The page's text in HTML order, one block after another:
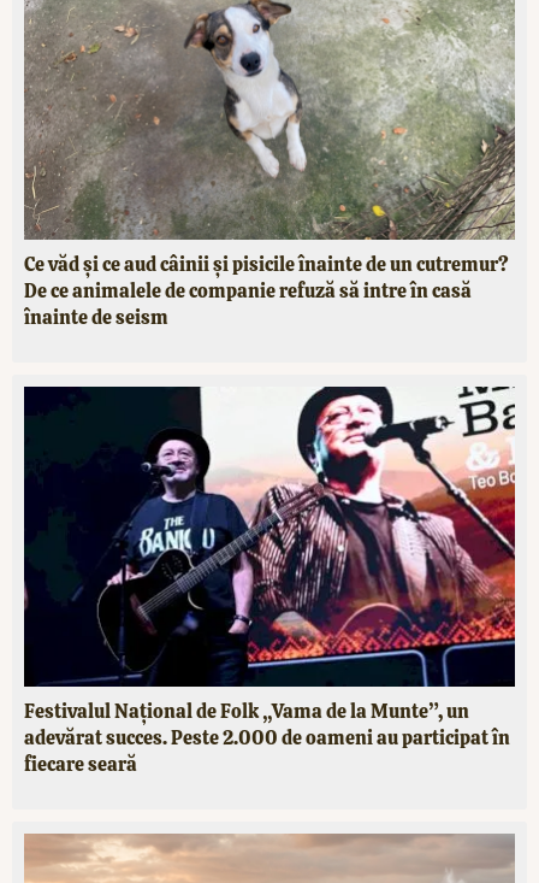
Ce văd și ce aud câinii și pisicile înainte de un cutremur?
De ce animalele de companie refuză să intre în casă
înainte de seism
Festivalul Național de Folk „Vama de la Munte”, un
adevărat succes. Peste 2.000 de oameni au participat în
fiecare seară